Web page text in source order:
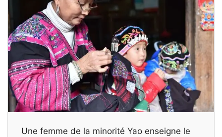
Une femme de la minorité Yao enseigne le